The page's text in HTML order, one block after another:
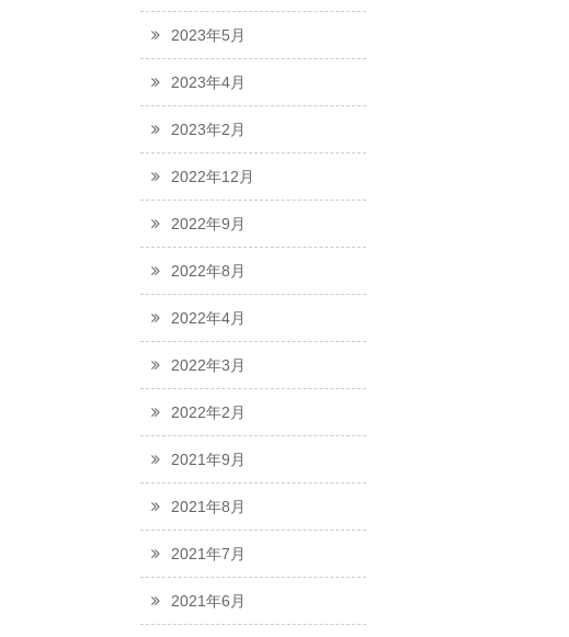
2023年5月
2023年4月
2023年2月
2022年12月
2022年9月
2022年8月
2022年4月
2022年3月
2022年2月
2021年9月
2021年8月
2021年7月
2021年6月